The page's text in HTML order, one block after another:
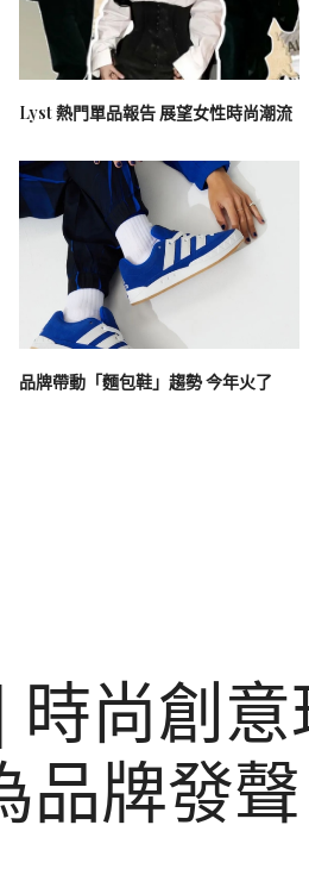
Lyst 熱門單品報告 展望女性時尚潮流
品牌帶動「麵包鞋」趨勢 今年火了
時尚創
品牌發聲